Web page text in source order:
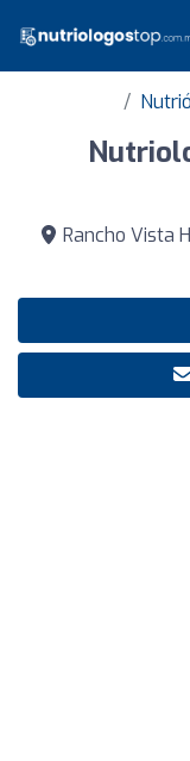
Rancho Vista